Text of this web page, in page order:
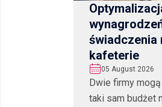
świadczenia
kafeterie
05 August 2026
Dwie firmy
taki sam budżet